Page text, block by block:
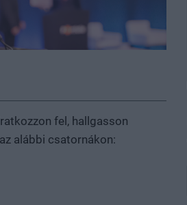
fel, hallgasson
alábbi csatornákon: